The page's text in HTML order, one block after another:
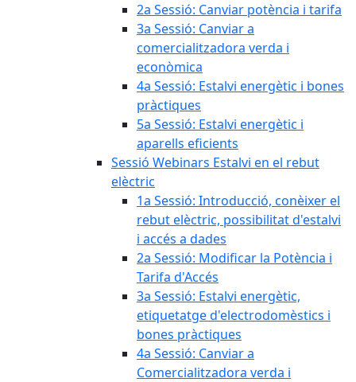
2a Sessió: Canviar potència i tarifa
3a Sessió: Canviar a
comercialitzadora verda i
econòmica
4a Sessió: Estalvi energètic i bones
pràctiques
5a Sessió: Estalvi energètic i
aparells eficients
Sessió Webinars Estalvi en el rebut
elèctric
1a Sessió: Introducció, conèixer el
rebut elèctric, possibilitat d'estalvi
i accés a dades
2a Sessió: Modificar la Potència i
Tarifa d'Accés
3a Sessió: Estalvi energètic,
etiquetatge d'electrodomèstics i
bones pràctiques
4a Sessió: Canviar a
Comercialitzadora verda i